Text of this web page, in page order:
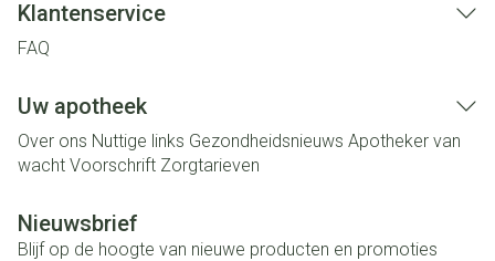
Klantenservice
FAQ
Uw apotheek
Over ons Nuttige links Gezondheidsnieuws Apotheker van
wacht Voorschrift Zorgtarieven
Nieuwsbrief
Blijf op de hoogte van nieuwe producten en promoties